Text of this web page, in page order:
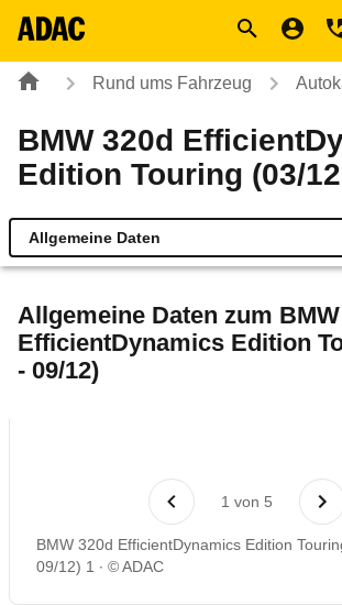
Rund ums Fahrzeug
BMW 320d
Edition Touring (03/
Allgemeine Daten
Technische Daten
Rückrufe & Mängel
Allgemeine Daten zum
EfficientDynamics Edition
- 09/12)
1 von 5
BMW 320d EfficientDynamics Edition
09/12) 1
© ADAC